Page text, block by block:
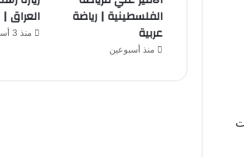
الفلسطينية | رياضة
عربية
منذ أسبوعين
العراق |
منذ 3 أسابيع